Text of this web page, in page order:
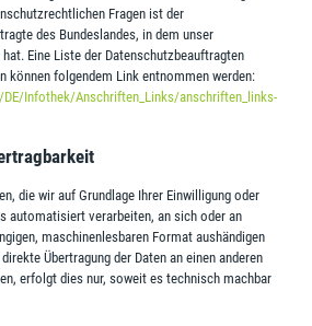
Fragen ist der
des Bundeslandes, in dem unser
Eine Liste der Datenschutzbeauftragten
können folgendem Link entnommen werden:
DE/Infothek/Anschriften_Links/anschriften_links-
die wir auf Grundlage Ihrer Einwilligung oder
automatisiert verarbeiten, an sich oder an
maschinenlesbaren Format aushändigen
Übertragung der Daten an einen anderen
erfolgt dies nur, soweit es technisch machbar